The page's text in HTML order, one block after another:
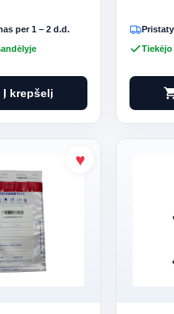
per 1 – 2 d.d.
Į krepšelį